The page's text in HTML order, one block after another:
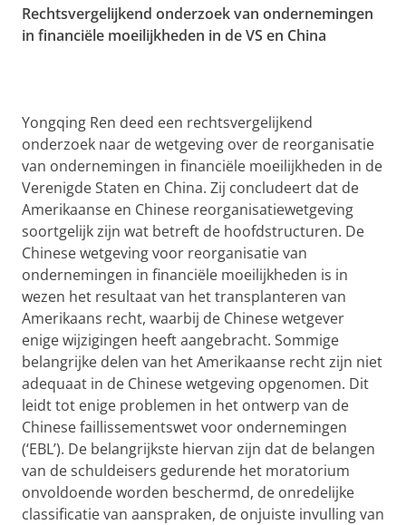
Rechtsvergelijkend onderzoek van ondernemingen
in financiële moeilijkheden in de VS en China
Yongqing Ren deed een rechtsvergelijkend
onderzoek naar de wetgeving over de reorganisatie
van ondernemingen in financiële moeilijkheden in de
Verenigde Staten en China. Zij concludeert dat de
Amerikaanse en Chinese reorganisatiewetgeving
soortgelijk zijn wat betreft de hoofdstructuren. De
Chinese wetgeving voor reorganisatie van
ondernemingen in financiële moeilijkheden is in
wezen het resultaat van het transplanteren van
Amerikaans recht, waarbij de Chinese wetgever
enige wijzigingen heeft aangebracht. Sommige
belangrijke delen van het Amerikaanse recht zijn niet
adequaat in de Chinese wetgeving opgenomen. Dit
leidt tot enige problemen in het ontwerp van de
Chinese faillissementswet voor ondernemingen
(‘EBL’). De belangrijkste hiervan zijn dat de belangen
van de schuldeisers gedurende het moratorium
onvoldoende worden beschermd, de onredelijke
classificatie van aanspraken, de onjuiste invulling van